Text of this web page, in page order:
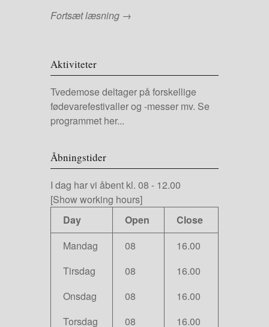
Fortsæt læsning →
Aktiviteter
Tvedemose deltager på forskellige
fødevarefestivaller og -messer mv. Se
programmet her...
Åbningstider
I dag har vi åbent kl. 08 - 12.00
[Show working hours]
Day
Open
Close
Mandag
08
16.00
Tirsdag
08
16.00
Onsdag
08
16.00
Torsdag
08 16.00